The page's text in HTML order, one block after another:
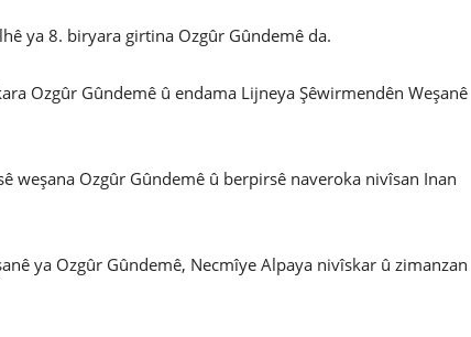
ya 8. biryara girtina Ozgûr Gûndemê da.
Ozgûr Gûndemê û endama Lijneya Şêwirmendên Weşanê
weşana Ozgûr Gûndemê û berpirsê naveroka nivîsan Inan
ya Ozgûr Gûndemê, Necmîye Alpaya nivîskar û zimanzan